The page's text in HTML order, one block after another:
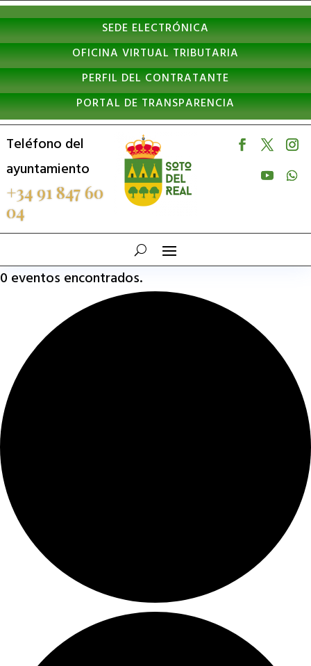
Nota:
este
sitio
web
incluye
un
sistema
de
accesibilidad.
SEDE ELECTRÓNICA
OFICINA VIRTUAL TRIBUTARIA
PERFIL DEL CONTRATANTE
PORTAL DE TRANSPARENCIA
Teléfono del
ayuntamiento
+34 91 847 60
04
0 eventos encontrados.